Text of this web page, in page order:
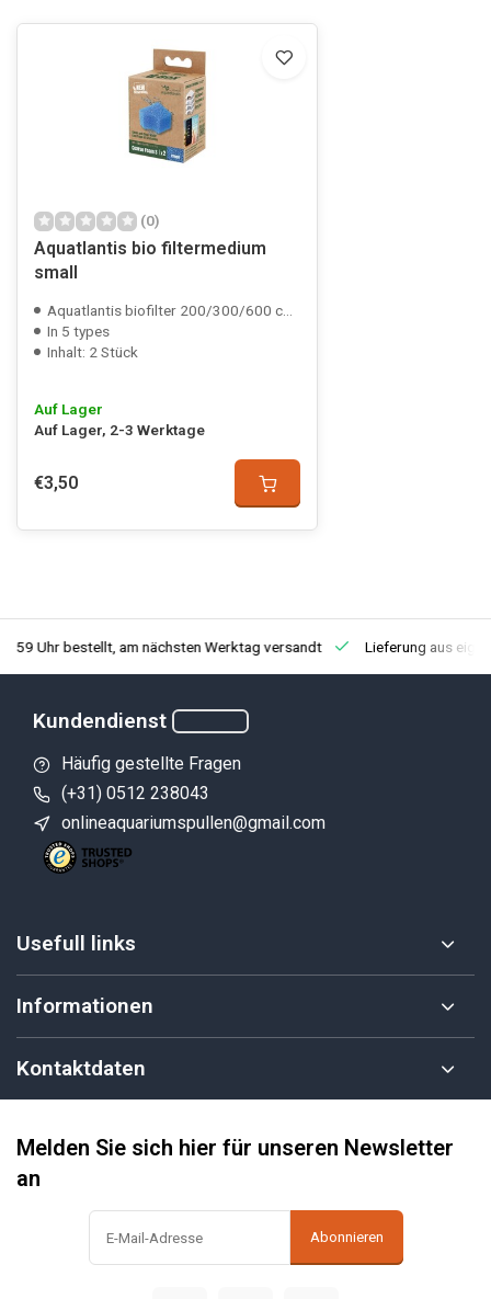
(0)
Aquatlantis bio filtermedium
small
Aquatlantis biofilter 200/300/600 compatible
In 5 types
Inhalt: 2 Stück
Auf Lager
Auf Lager, 2-3 Werktage
€3,50
Uhr bestellt, am nächsten Werktag versandt Lieferung aus
Kundendienst
Häufig gestellte Fragen
(+31) 0512 238043
onlineaquariumspullen@gmail.com
Usefull links
Informationen
Kontaktdaten
Melden Sie sich hier für unseren Newsletter
an
Abonnieren